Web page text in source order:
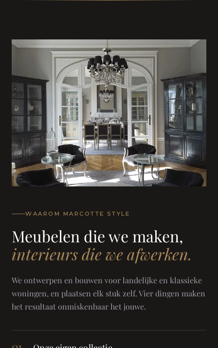
WAAROM MARCOTTE STYLE
Meubelen die we maken,
interieurs die we afwerken.
We ontwerpen en bouwen voor landelijke en klassieke
woningen, en plaatsen elk stuk zelf. Vier dingen maken
het resultaat onmiskenbaar het jouwe.